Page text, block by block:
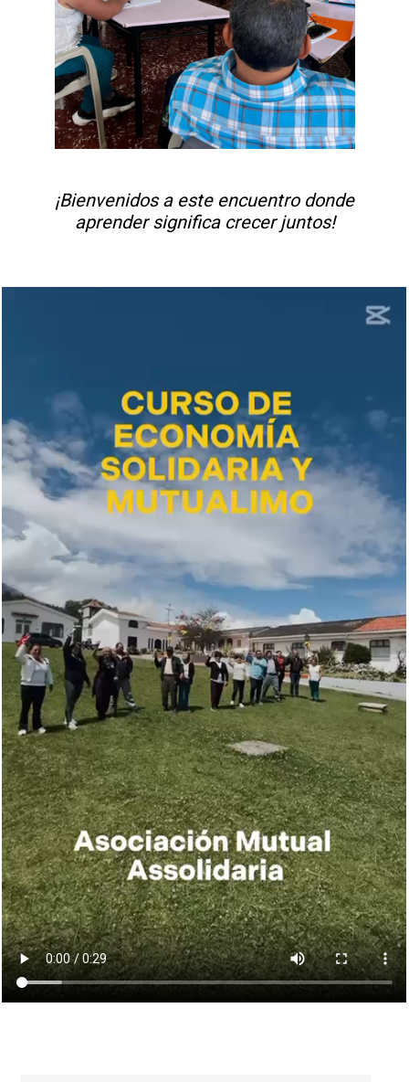
¡Bienvenidos a este encuentro donde
aprender significa crecer juntos!